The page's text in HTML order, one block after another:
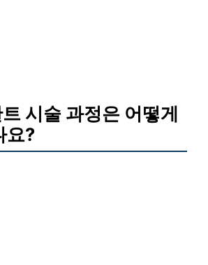
시술 과정은 어떻게
요?